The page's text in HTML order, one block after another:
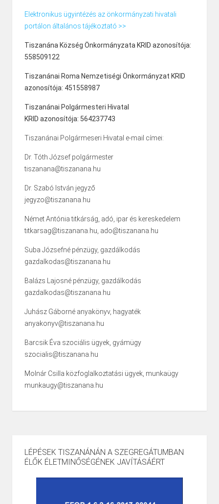
Elektronikus ügyintézés az önkormányzati hivatali
portálon általános tájékoztató >>
Tiszanána Község Önkormányzata KRID azonosítója:
558509122
Tiszanánai Roma Nemzetiségi Önkormányzat KRID
azonosítója: 451558987
Tiszanánai Polgármesteri Hivatal
KRID azonosítója: 564237743
Tiszanánai Polgármeseri Hivatal e-mail címei:
Dr. Tóth József polgármester
tiszanana@tiszanana.hu
Dr. Szabó István jegyző
jegyzo@tiszanana.hu
Német Antónia titkárság, adó, ipar és kereskedelem
titkarsag@tiszanana.hu, ado@tiszanana.hu
Suba Józsefné pénzügy, gazdálkodás
gazdalkodas@tiszanana.hu
Balázs Lajosné pénzügy, gazdálkodás
gazdalkodas@tiszanana.hu
Juhász Gáborné anyakönyv, hagyaték
anyakonyv@tiszanana.hu
Barcsik Éva szociális ügyek, gyámügy
szocialis@tiszanana.hu
Molnár Csilla közfoglalkoztatási ügyek, munkaügy
munkaugy@tiszanana.hu
LÉPÉSEK TISZANÁNÁN A SZEGREGÁTUMBAN
ÉLŐK ÉLETMINŐSÉGÉNEK JAVÍTÁSÁÉRT